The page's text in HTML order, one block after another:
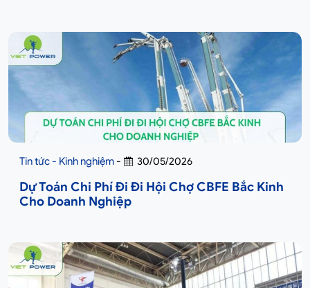
Tin tức - Kinh nghiệm - 30/05/2026
Dự Toán Chi Phí Đi Đi Hội Chợ CBFE Bắc Kinh
Cho Doanh Nghiệp